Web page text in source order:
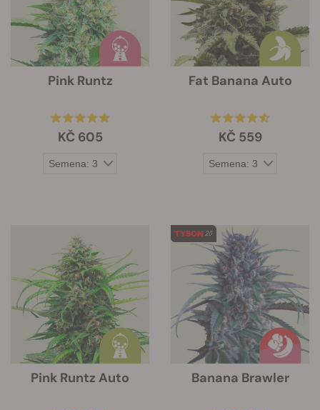
Pink Runtz
KČ 605
Fat Banana Auto
KČ 559
Pink Runtz Auto Banana Brawler